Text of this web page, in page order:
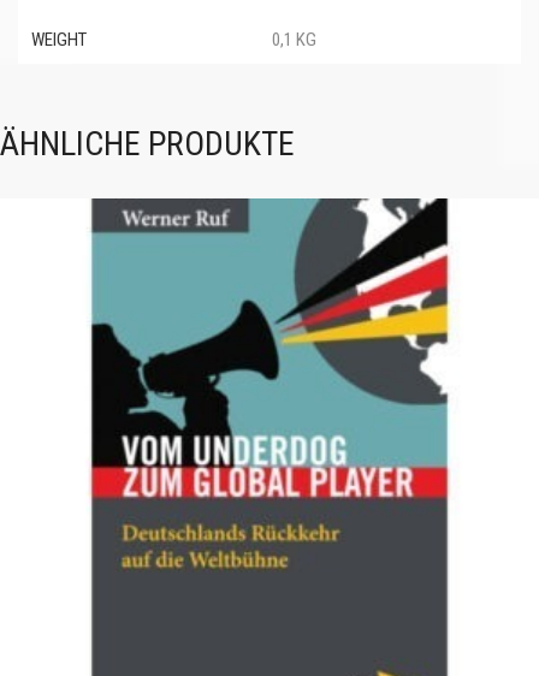
WEIGHT 0,1 KG
ÄHNLICHE PRODUKTE